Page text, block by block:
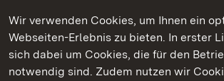
Wir verwenden Cookies, um Ihnen ein
Webseiten-Erlebnis zu bieten. In erster
sich dabei um Cookies, die für den
notwendig sind. Zudem nutzen wir
Kommen. Staunen. Genießen.